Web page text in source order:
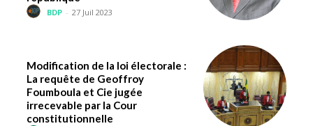
BDP - 27 Juil 2023
Modification de la loi électorale :
La requête de Geoffroy
Foumboula et Cie jugée
irrecevable par la Cour
constitutionnelle